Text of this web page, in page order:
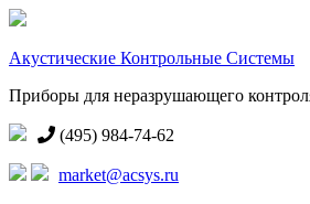
Акустические Контрольные Системы
Приборы для неразрушающего
(495) 984-74-62
market@acsys.ru